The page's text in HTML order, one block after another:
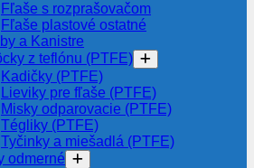
Fľaše s rozprašovačom
Fľaše plastové ostatné
a Kanistre
z teflónu (PTFE)
Kadičky (PTFE)
Lieviky pre fľaše (PTFE)
Misky odparovacie (PTFE)
Tégliky (PTFE)
Tyčinky a miešadlá (PTFE)
odmerné